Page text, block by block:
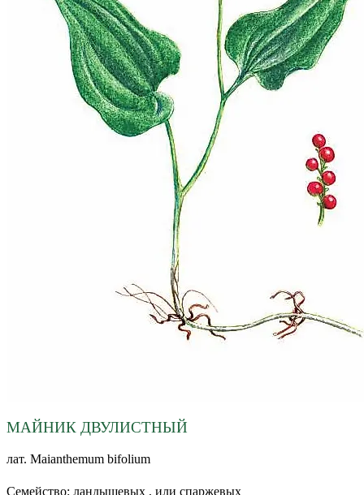
МАЙНИК ДВУЛИСТНЫЙ
лат. Maianthemum bifolium
Семейство: ландышевых , или спаржевых